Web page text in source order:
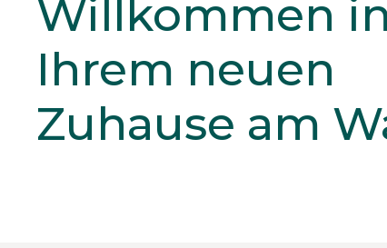
Willkommen in
Ihrem neuen
Zuhause am